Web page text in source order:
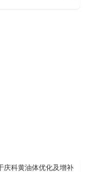
庆科黄油体优化及增补